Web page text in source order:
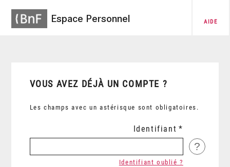
Espace Personnel AIDE
VOUS AVEZ DÉJÀ UN COMPTE ?
Les champs avec un astérisque sont obligatoires.
Identifiant
?
Identifiant oublié ?